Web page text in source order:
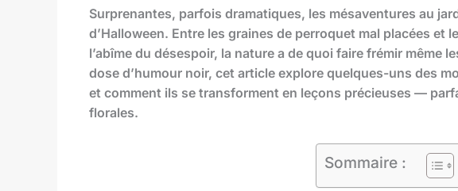
Surprenantes, parfois dramatiques, les mésaventures au
d’Halloween. Entre les graines de perroquet mal placées et
l’abîme du désespoir, la nature a de quoi faire frémir même
dose d’humour noir, cet article explore quelques-uns des
et comment ils se transforment en leçons précieuses —
florales.
Sommaire :